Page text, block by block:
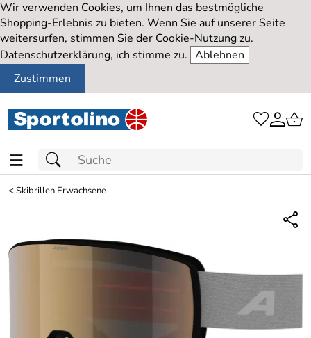
Wir verwenden Cookies, um Ihnen das bestmögliche
Shopping-Erlebnis zu bieten. Wenn Sie auf unserer Seite
weitersurfen, stimmen Sie der Cookie-Nutzung zu.
Datenschutzerklärung, ich stimme zu. Ablehnen
Zustimmen
<Skibrillen Erwachsene